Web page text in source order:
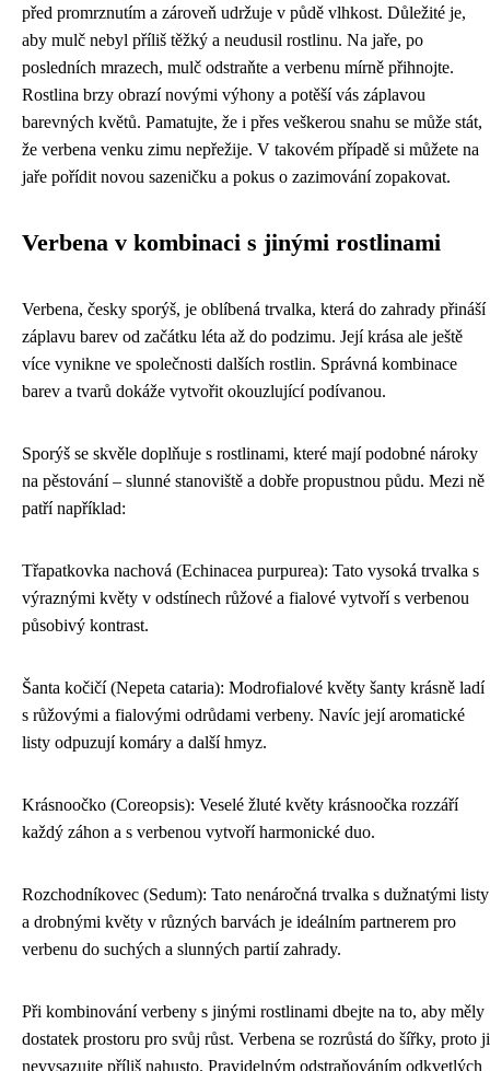
před promrznutím a zároveň udržuje v půdě vlhkost. Důležité je,
aby mulč nebyl příliš těžký a neudusil rostlinu. Na jaře, po
posledních mrazech, mulč odstraňte a verbenu mírně přihnojte.
Rostlina brzy obrazí novými výhony a potěší vás záplavou
barevných květů. Pamatujte, že i přes veškerou snahu se může stát,
že verbena venku zimu nepřežije. V takovém případě si můžete na
jaře pořídit novou sazeničku a pokus o zazimování zopakovat.
Verbena v kombinaci s jinými rostlinami
Verbena, česky sporýš, je oblíbená trvalka, která do zahrady přináší
záplavu barev od začátku léta až do podzimu. Její krása ale ještě
více vynikne ve společnosti dalších rostlin. Správná kombinace
barev a tvarů dokáže vytvořit okouzlující podívanou.
Sporýš se skvěle doplňuje s rostlinami, které mají podobné nároky
na pěstování – slunné stanoviště a dobře propustnou půdu. Mezi ně
patří například:
Třapatkovka nachová (Echinacea purpurea): Tato vysoká trvalka s
výraznými květy v odstínech růžové a fialové vytvoří s verbenou
působivý kontrast.
Šanta kočičí (Nepeta cataria): Modrofialové květy šanty krásně ladí
s růžovými a fialovými odrůdami verbeny. Navíc její aromatické
listy odpuzují komáry a další hmyz.
Krásnoočko (Coreopsis): Veselé žluté květy krásnoočka rozzáří
každý záhon a s verbenou vytvoří harmonické duo.
Rozchodníkovec (Sedum): Tato nenáročná trvalka s dužnatými listy
a drobnými květy v různých barvách je ideálním partnerem pro
verbenu do suchých a slunných partií zahrady.
Při kombinování verbeny s jinými rostlinami dbejte na to, aby měly
dostatek prostoru pro svůj růst. Verbena se rozrůstá do šířky, proto ji
nevysazujte příliš nahusto. Pravidelným odstraňováním odkvetlých